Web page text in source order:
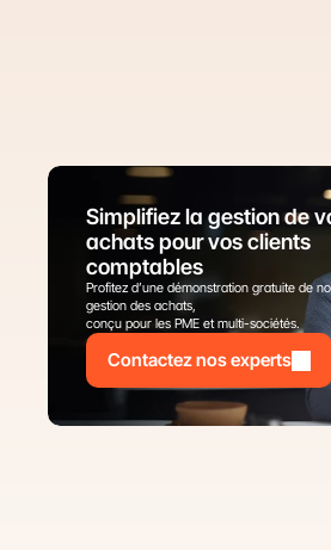
Simplifiez la gestion de
achats pour vos clients
comptables
Profitez d’une démonstration gratuite de
gestion des achats,
conçu pour les PME et multi-sociétés.
Contactez nos experts